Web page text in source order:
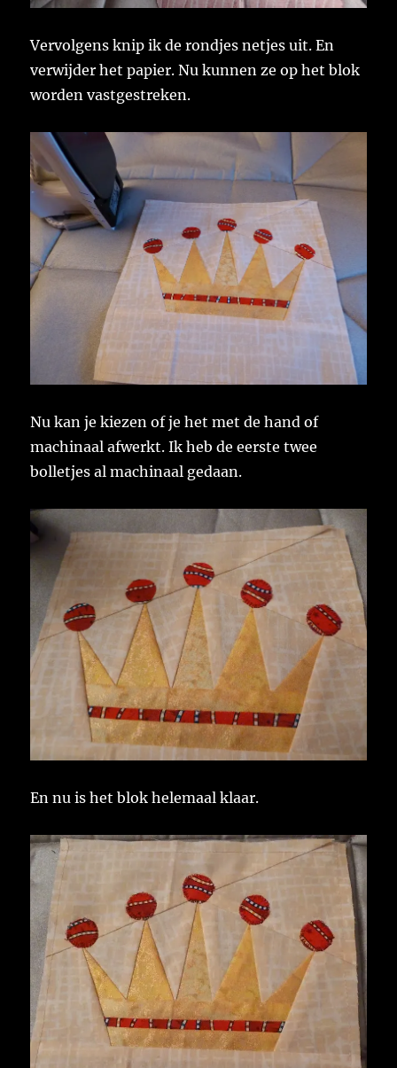
Vervolgens knip ik de rondjes netjes uit. En
verwijder het papier. Nu kunnen ze op het blok
worden vastgestreken.
Nu kan je kiezen of je het met de hand of
machinaal afwerkt. Ik heb de eerste twee
bolletjes al machinaal gedaan.
En nu is het blok helemaal klaar.